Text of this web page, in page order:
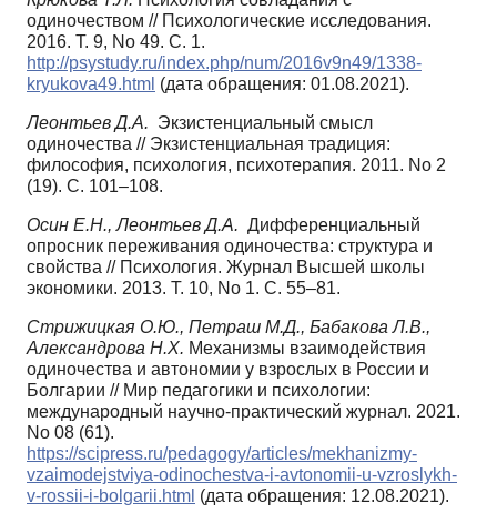
одиночеством // Психологические исследования.
2016. Т. 9, No 49. С. 1.
http://psystudy.ru/index.php/num/2016v9n49/1338-
kryukova49.html (дата обращения: 01.08.2021).
Леонтьев Д.А. Экзистенциальный смысл
одиночества // Экзистенциальная традиция:
философия, психология, психотерапия. 2011. No 2
(19). С. 101–108.
Осин Е.Н., Леонтьев Д.А. Дифференциальный
опросник переживания одиночества: структура и
свойства // Психология. Журнал Высшей школы
экономики. 2013. Т. 10, No 1. С. 55–81.
Стрижицкая О.Ю., Петраш М.Д., Бабакова Л.В.,
Александрова Н.Х. Механизмы взаимодействия
одиночества и автономии у взрослых в России и
Болгарии // Мир педагогики и психологии:
международный научно-практический журнал. 2021.
No 08 (61).
https://scipress.ru/pedagogy/articles/mekhanizmy-
vzaimodejstviya-odinochestva-i-avtonomii-u-vzroslykh-
v-rossii-i-bolgarii.html (дата обращения: 12.08.2021).